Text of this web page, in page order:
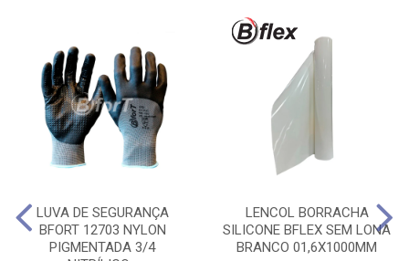
LUVA DE SEGURANÇA
BFORT 12703 NYLON
PIGMENTADA 3/4
LENCOL BORRACHA
SILICONE BFLEX SEM LONA
BRANCO 01,6X1000MM